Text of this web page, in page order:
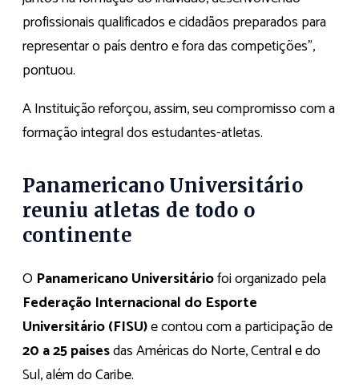
profissionais qualificados e cidadãos preparados para
representar o país dentro e fora das competições”,
pontuou.
A Instituição reforçou, assim, seu compromisso com a
formação integral dos estudantes-atletas.
Panamericano Universitário
reuniu atletas de todo o
continente
O Panamericano Universitáriofoi organizado pela
Federação Internacional do Esporte
Universitário (FISU)e contou com a participação de
20 a 25 paísesdas Américas do Norte, Central e do
Sul, além do Caribe.